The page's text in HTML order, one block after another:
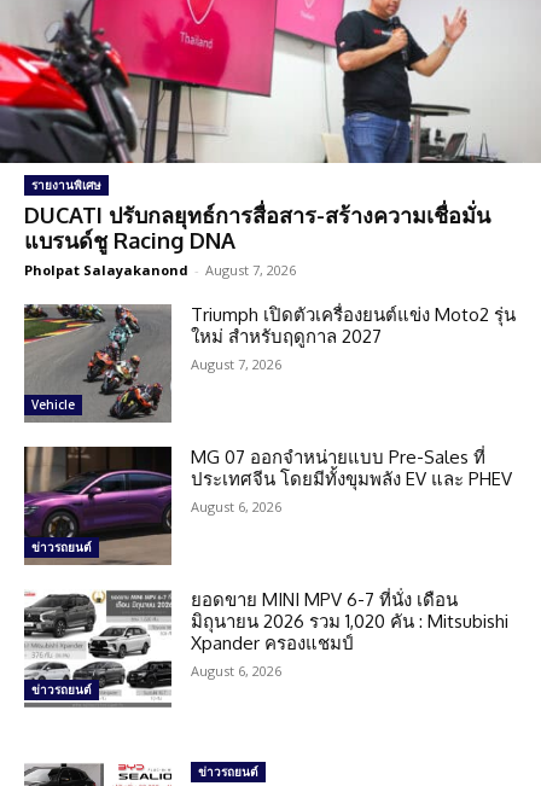
รายงานพิเศษ
DUCATI ปรับกลยุทธ์การสื่อสาร-สร้างความเชื่อมั่น
แบรนด์ชู Racing DNA
Pholpat Salayakanond - August 7, 2026
Vehicle
Triumph เปิดตัวเครื่องยนต์แข่ง Moto2 รุ่น
ใหม่ สำหรับฤดูกาล 2027
August 7, 2026
ข่าวรถยนต์
MG 07 ออกจำหน่ายแบบ Pre-Sales ที่
ประเทศจีน โดยมีทั้งขุมพลัง EV และ PHEV
August 6, 2026
ข่าวรถยนต์
ยอดขาย MINI MPV 6-7 ที่นั่ง เดือน
มิถุนายน 2026 รวม 1,020 คัน : Mitsubishi
Xpander ครองแชมป์
August 6, 2026
ข่าวรถยนต์